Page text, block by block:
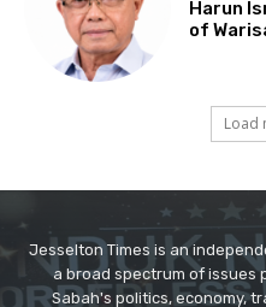
Jesselton Times is an
a broad spectrum of issues
Sabah's politics, economy,